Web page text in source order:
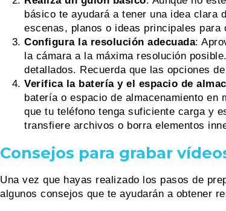
básico te ayudará a tener una idea clara
escenas, planos o ideas principales para
Configura la resolución adecuada:
la cámara a la máxima resolución
detallados. Recuerda que las opciones
Verifica la batería y el espacio de
batería o espacio de almacenamiento en
que tu teléfono tenga suficiente carga y
transfiere archivos o borra elementos
Consejos para grabar
Una vez que hayas realizado los pasos de
algunos consejos que te ayudarán a obtener